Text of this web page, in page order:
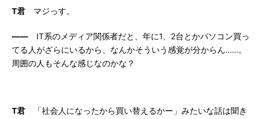
T君 マジっす。
―― IT系のメディア関係者だと、年に1、2台とかパソコン買っ
てる人がざらにいるから、なんかそういう感覚が分からん……。
周囲の人もそんな感じなのかな？
T君 「社会人になったから買い替えるかー」みたいな話は聞き